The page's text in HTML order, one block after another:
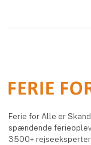
Ferie for Alle er
spændende
3500+